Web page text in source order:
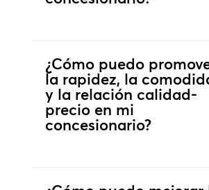
¿Cómo puedo
la rapidez, la
y la relación calidad-
precio en mi
concesionario?